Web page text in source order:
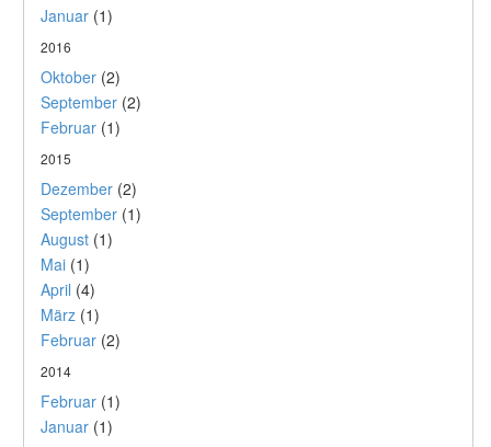
Januar (1)
2016
Oktober (2)
September (2)
Februar (1)
2015
Dezember (2)
September (1)
August (1)
Mai (1)
April (4)
März (1)
Februar (2)
2014
Februar (1)
Januar (1)